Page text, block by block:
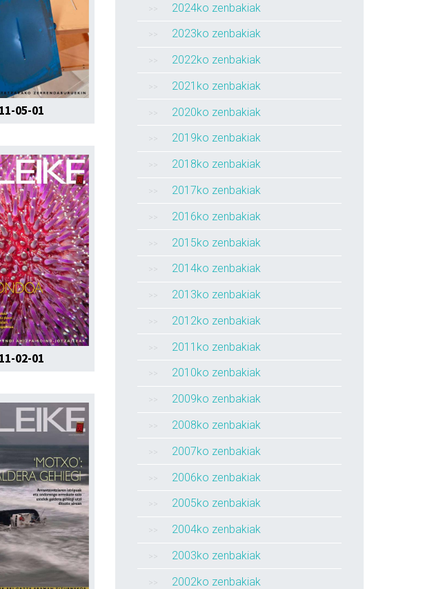
05-01
02-01
2024ko zenbakiak
2023ko zenbakiak
2022ko zenbakiak
2021ko zenbakiak
2020ko zenbakiak
2019ko zenbakiak
2018ko zenbakiak
2017ko zenbakiak
2016ko zenbakiak
2015ko zenbakiak
2014ko zenbakiak
2013ko zenbakiak
2012ko zenbakiak
2011ko zenbakiak
2010ko zenbakiak
2009ko zenbakiak
2008ko zenbakiak
2007ko zenbakiak
2006ko zenbakiak
2005ko zenbakiak
2004ko zenbakiak
2003ko zenbakiak
2002ko zenbakiak